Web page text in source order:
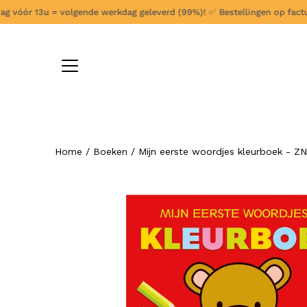
verder
13u = volgende werkdag geleverd (99%)!✅Bestellingen op
Home / Boeken / Mijn eerste woordjes kleurboek -